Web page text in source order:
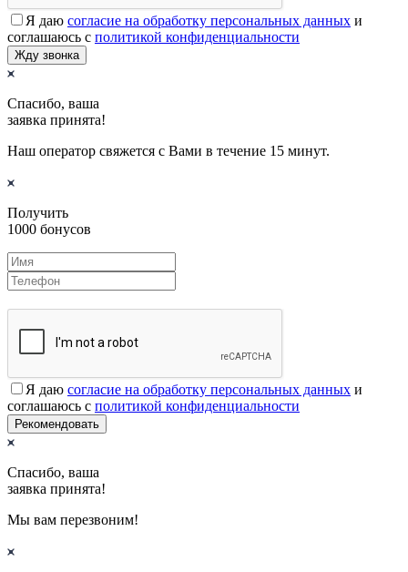
Я даю согласие на обработку персональных данных и
соглашаюсь с политикой конфиденциальности
Жду звонка
Спасибо, ваша
заявка принята!
Наш оператор свяжется с Вами в течение 15 минут.
Получить
1000 бонусов
Я даю согласие на обработку персональных данных и
соглашаюсь с политикой конфиденциальности
Рекомендовать
Спасибо, ваша
заявка принята!
Мы вам перезвоним!